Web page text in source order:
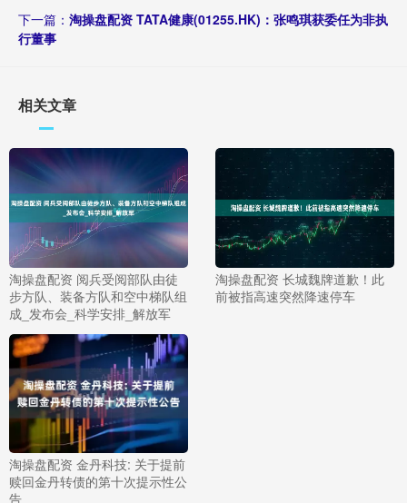
下一篇： 淘操盘配资 TATA健康(01255.HK)：张鸣琪获委任为非执
行董事
相关文章
淘操盘配资 阅兵受阅部队由徒
步方队、装备方队和空中梯队组
成_发布会_科学安排_解放军
淘操盘配资 长城魏牌道歉！此
前被指高速突然降速停车
淘操盘配资 金丹科技: 关于提前
赎回金丹转债的第十次提示性公
告